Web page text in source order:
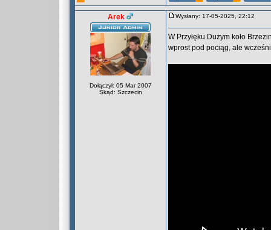
Arek
Dołączył: 05 Mar 2007
Skąd: Szczecin
Wysłany: 17-05-2025, 22:12
W Przyłęku Dużym koło
wprost pod pociąg, ale